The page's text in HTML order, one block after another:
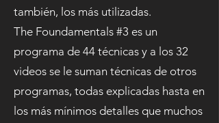
también, los más utilizadas.
The Foundamentals #3 es un
programa de 44 técnicas y a los 32
videos se le suman técnicas de otros
programas, todas explicadas hasta en
los más mínimos detalles que muchos